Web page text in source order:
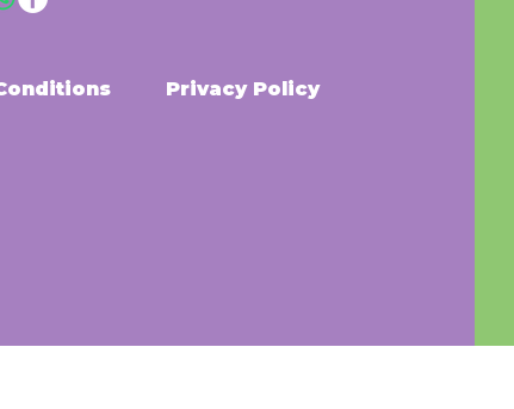
Privacy Policy